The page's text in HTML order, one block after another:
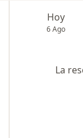
Hoy
6 Ago
La